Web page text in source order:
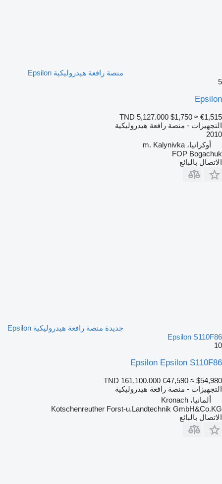
منصة رافعة هيدروليكية Epsilon
5
Epsilon
TND 5,127.000 $1,750 ≈ €1,515
التجهيزات - منصة رافعة هيدروليكية
2010
أوكرانيا، m. Kalynivka
FOP Bogachuk
الاتصال بالبائع
جديدة منصة رافعة هيدروليكية Epsilon
Epsilon S110F86
10
Epsilon Epsilon S110F86
TND 161,100.000 €47,590 ≈ $54,980
التجهيزات - منصة رافعة هيدروليكية
ألمانيا، Kronach
Kotschenreuther Forst-u.Landtechnik GmbH&Co.KG
الاتصال بالبائع